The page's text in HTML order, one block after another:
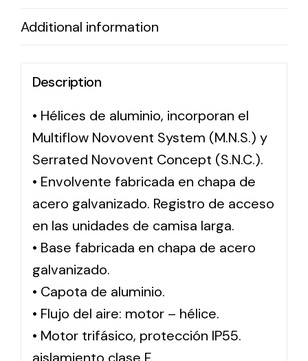
Additional information
Description
• Hélices de aluminio, incorporan el
Multiflow Novovent System (M.N.S.) y
Serrated Novovent Concept (S.N.C.).
• Envolvente fabricada en chapa de
acero galvanizado. Registro de acceso
en las unidades de camisa larga.
• Base fabricada en chapa de acero
galvanizado.
• Capota de aluminio.
• Flujo del aire: motor – hélice.
• Motor trifásico, protección IP55.